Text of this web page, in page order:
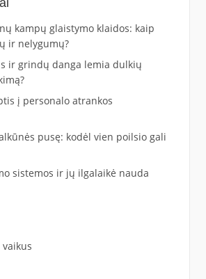
kampų glaistymo klaidos: kaip
ir nelygumų?
ir grindų danga lemia dulkių
į personalo atrankos
pusę: kodėl vien poilsio gali
sistemos ir jų ilgalaikė nauda